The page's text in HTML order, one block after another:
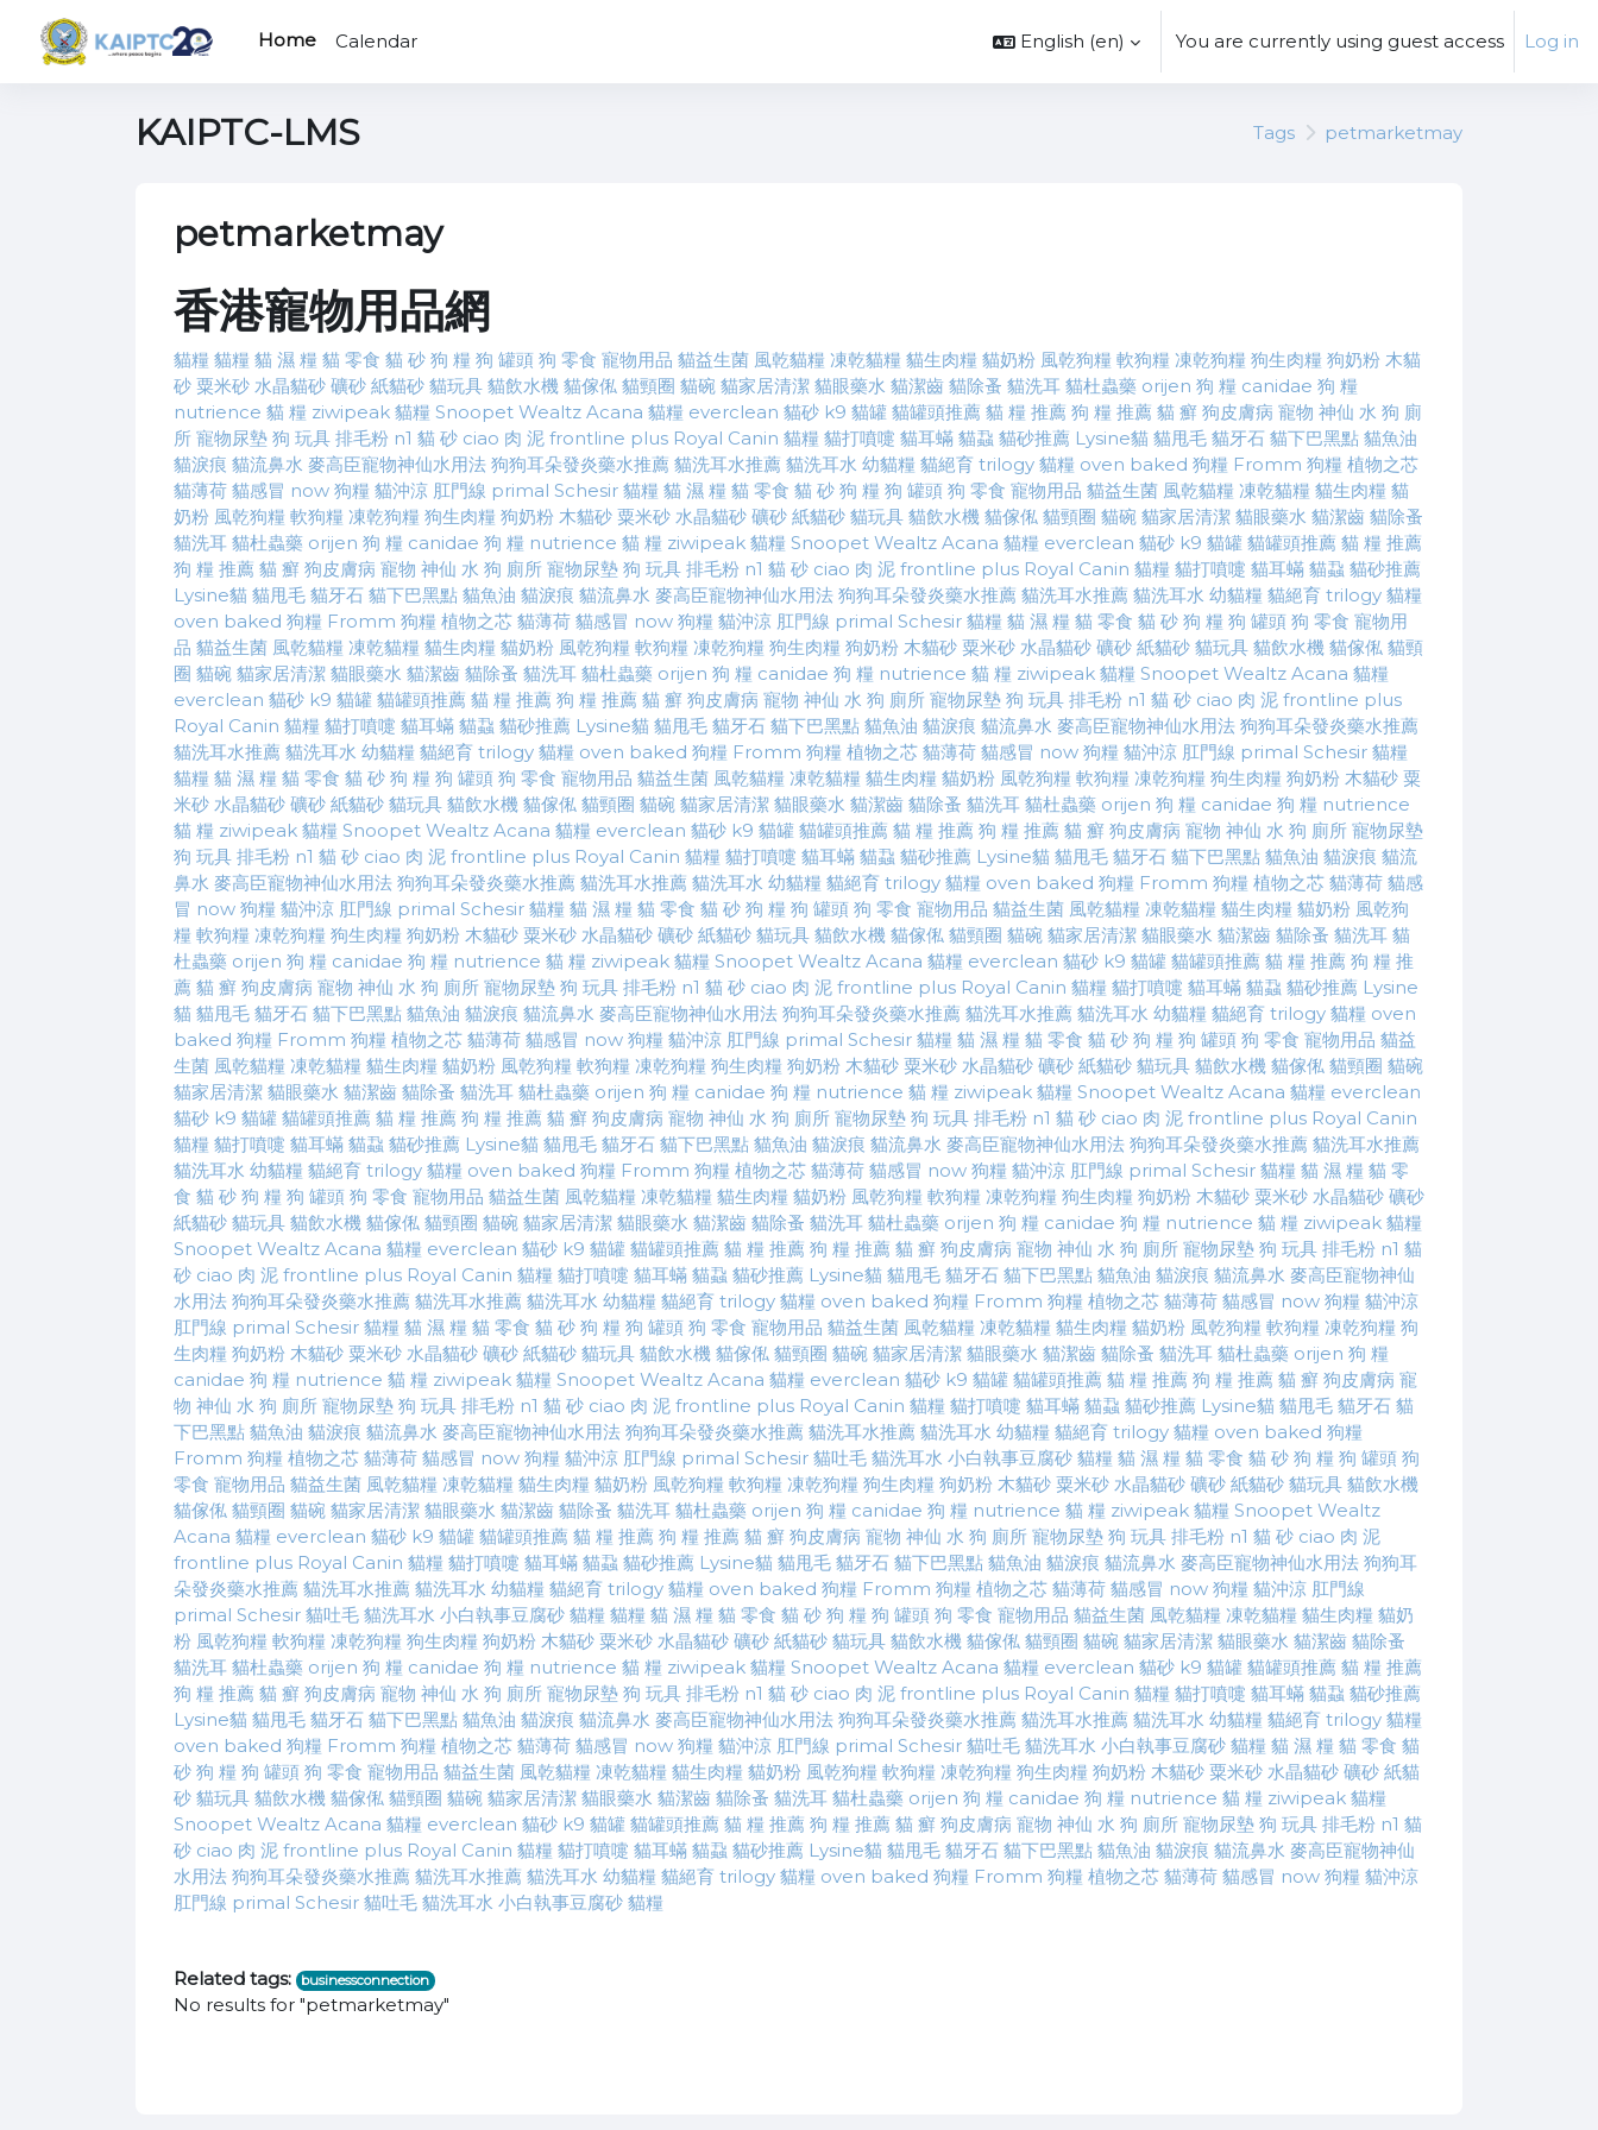
Home
Calendar English ‎(en)‎ You are currently using guest access Log in
KAIPTC-LMS Tags petmarketmay
petmarketmay
香港寵物用品網
貓糧 貓糧 貓 濕 糧 貓 零食 貓 砂 狗 糧 狗 罐頭 狗 零食 寵物用品 貓益生菌 風乾貓糧 凍乾貓糧 貓生肉糧 貓奶粉 風乾狗糧 軟狗糧 凍乾狗糧 狗生肉糧 狗奶粉 木貓
砂 粟米砂 水晶貓砂 礦砂 紙貓砂 貓玩具 貓飲水機 貓傢俬 貓頸圈 貓碗 貓家居清潔 貓眼藥水 貓潔齒 貓除蚤 貓洗耳 貓杜蟲藥 orijen 狗 糧 canidae 狗 糧
nutrience 貓 糧 ziwipeak 貓糧 Snoopet Wealtz Acana 貓糧 everclean 貓砂 k9 貓罐 貓罐頭推薦 貓 糧 推薦 狗 糧 推薦 貓 癬 狗皮膚病 寵物 神仙 水 狗 廁
所 寵物尿墊 狗 玩具 排毛粉 n1 貓 砂 ciao 肉 泥 frontline plus Royal Canin 貓糧 貓打噴嚏 貓耳蟎 貓蝨 貓砂推薦 Lysine貓 貓甩毛 貓牙石 貓下巴黑點 貓魚油
貓淚痕 貓流鼻水 麥高臣寵物神仙水用法 狗狗耳朵發炎藥水推薦 貓洗耳水推薦 貓洗耳水 幼貓糧 貓絕育 trilogy 貓糧 oven baked 狗糧 Fromm 狗糧 植物之芯
貓薄荷 貓感冒 now 狗糧 貓沖涼 肛門線 primal Schesir 貓糧 貓 濕 糧 貓 零食 貓 砂 狗 糧 狗 罐頭 狗 零食 寵物用品 貓益生菌 風乾貓糧 凍乾貓糧 貓生肉糧 貓
奶粉 風乾狗糧 軟狗糧 凍乾狗糧 狗生肉糧 狗奶粉 木貓砂 粟米砂 水晶貓砂 礦砂 紙貓砂 貓玩具 貓飲水機 貓傢俬 貓頸圈 貓碗 貓家居清潔 貓眼藥水 貓潔齒 貓除蚤
貓洗耳 貓杜蟲藥 orijen 狗 糧 canidae 狗 糧 nutrience 貓 糧 ziwipeak 貓糧 Snoopet Wealtz Acana 貓糧 everclean 貓砂 k9 貓罐 貓罐頭推薦 貓 糧 推薦
狗 糧 推薦 貓 癬 狗皮膚病 寵物 神仙 水 狗 廁所 寵物尿墊 狗 玩具 排毛粉 n1 貓 砂 ciao 肉 泥 frontline plus Royal Canin 貓糧 貓打噴嚏 貓耳蟎 貓蝨 貓砂推薦
Lysine貓 貓甩毛 貓牙石 貓下巴黑點 貓魚油 貓淚痕 貓流鼻水 麥高臣寵物神仙水用法 狗狗耳朵發炎藥水推薦 貓洗耳水推薦 貓洗耳水 幼貓糧 貓絕育 trilogy 貓糧
oven baked 狗糧 Fromm 狗糧 植物之芯 貓薄荷 貓感冒 now 狗糧 貓沖涼 肛門線 primal Schesir 貓糧 貓 濕 糧 貓 零食 貓 砂 狗 糧 狗 罐頭 狗 零食 寵物用
品 貓益生菌 風乾貓糧 凍乾貓糧 貓生肉糧 貓奶粉 風乾狗糧 軟狗糧 凍乾狗糧 狗生肉糧 狗奶粉 木貓砂 粟米砂 水晶貓砂 礦砂 紙貓砂 貓玩具 貓飲水機 貓傢俬 貓頸
圈 貓碗 貓家居清潔 貓眼藥水 貓潔齒 貓除蚤 貓洗耳 貓杜蟲藥 orijen 狗 糧 canidae 狗 糧 nutrience 貓 糧 ziwipeak 貓糧 Snoopet Wealtz Acana 貓糧
everclean 貓砂 k9 貓罐 貓罐頭推薦 貓 糧 推薦 狗 糧 推薦 貓 癬 狗皮膚病 寵物 神仙 水 狗 廁所 寵物尿墊 狗 玩具 排毛粉 n1 貓 砂 ciao 肉 泥 frontline plus
Royal Canin 貓糧 貓打噴嚏 貓耳蟎 貓蝨 貓砂推薦 Lysine貓 貓甩毛 貓牙石 貓下巴黑點 貓魚油 貓淚痕 貓流鼻水 麥高臣寵物神仙水用法 狗狗耳朵發炎藥水推薦
貓洗耳水推薦 貓洗耳水 幼貓糧 貓絕育 trilogy 貓糧 oven baked 狗糧 Fromm 狗糧 植物之芯 貓薄荷 貓感冒 now 狗糧 貓沖涼 肛門線 primal Schesir 貓糧
貓糧 貓 濕 糧 貓 零食 貓 砂 狗 糧 狗 罐頭 狗 零食 寵物用品 貓益生菌 風乾貓糧 凍乾貓糧 貓生肉糧 貓奶粉 風乾狗糧 軟狗糧 凍乾狗糧 狗生肉糧 狗奶粉 木貓砂 粟
米砂 水晶貓砂 礦砂 紙貓砂 貓玩具 貓飲水機 貓傢俬 貓頸圈 貓碗 貓家居清潔 貓眼藥水 貓潔齒 貓除蚤 貓洗耳 貓杜蟲藥 orijen 狗 糧 canidae 狗 糧 nutrience
貓 糧 ziwipeak 貓糧 Snoopet Wealtz Acana 貓糧 everclean 貓砂 k9 貓罐 貓罐頭推薦 貓 糧 推薦 狗 糧 推薦 貓 癬 狗皮膚病 寵物 神仙 水 狗 廁所 寵物尿墊
狗 玩具 排毛粉 n1 貓 砂 ciao 肉 泥 frontline plus Royal Canin 貓糧 貓打噴嚏 貓耳蟎 貓蝨 貓砂推薦 Lysine貓 貓甩毛 貓牙石 貓下巴黑點 貓魚油 貓淚痕 貓流
鼻水 麥高臣寵物神仙水用法 狗狗耳朵發炎藥水推薦 貓洗耳水推薦 貓洗耳水 幼貓糧 貓絕育 trilogy 貓糧 oven baked 狗糧 Fromm 狗糧 植物之芯 貓薄荷 貓感
冒 now 狗糧 貓沖涼 肛門線 primal Schesir 貓糧 貓 濕 糧 貓 零食 貓 砂 狗 糧 狗 罐頭 狗 零食 寵物用品 貓益生菌 風乾貓糧 凍乾貓糧 貓生肉糧 貓奶粉 風乾狗
糧 軟狗糧 凍乾狗糧 狗生肉糧 狗奶粉 木貓砂 粟米砂 水晶貓砂 礦砂 紙貓砂 貓玩具 貓飲水機 貓傢俬 貓頸圈 貓碗 貓家居清潔 貓眼藥水 貓潔齒 貓除蚤 貓洗耳 貓
杜蟲藥 orijen 狗 糧 canidae 狗 糧 nutrience 貓 糧 ziwipeak 貓糧 Snoopet Wealtz Acana 貓糧 everclean 貓砂 k9 貓罐 貓罐頭推薦 貓 糧 推薦 狗 糧 推
薦 貓 癬 狗皮膚病 寵物 神仙 水 狗 廁所 寵物尿墊 狗 玩具 排毛粉 n1 貓 砂 ciao 肉 泥 frontline plus Royal Canin 貓糧 貓打噴嚏 貓耳蟎 貓蝨 貓砂推薦 Lysine
貓 貓甩毛 貓牙石 貓下巴黑點 貓魚油 貓淚痕 貓流鼻水 麥高臣寵物神仙水用法 狗狗耳朵發炎藥水推薦 貓洗耳水推薦 貓洗耳水 幼貓糧 貓絕育 trilogy 貓糧 oven
baked 狗糧 Fromm 狗糧 植物之芯 貓薄荷 貓感冒 now 狗糧 貓沖涼 肛門線 primal Schesir 貓糧 貓 濕 糧 貓 零食 貓 砂 狗 糧 狗 罐頭 狗 零食 寵物用品 貓益
生菌 風乾貓糧 凍乾貓糧 貓生肉糧 貓奶粉 風乾狗糧 軟狗糧 凍乾狗糧 狗生肉糧 狗奶粉 木貓砂 粟米砂 水晶貓砂 礦砂 紙貓砂 貓玩具 貓飲水機 貓傢俬 貓頸圈 貓碗
貓家居清潔 貓眼藥水 貓潔齒 貓除蚤 貓洗耳 貓杜蟲藥 orijen 狗 糧 canidae 狗 糧 nutrience 貓 糧 ziwipeak 貓糧 Snoopet Wealtz Acana 貓糧 everclean
貓砂 k9 貓罐 貓罐頭推薦 貓 糧 推薦 狗 糧 推薦 貓 癬 狗皮膚病 寵物 神仙 水 狗 廁所 寵物尿墊 狗 玩具 排毛粉 n1 貓 砂 ciao 肉 泥 frontline plus Royal Canin
貓糧 貓打噴嚏 貓耳蟎 貓蝨 貓砂推薦 Lysine貓 貓甩毛 貓牙石 貓下巴黑點 貓魚油 貓淚痕 貓流鼻水 麥高臣寵物神仙水用法 狗狗耳朵發炎藥水推薦 貓洗耳水推薦
貓洗耳水 幼貓糧 貓絕育 trilogy 貓糧 oven baked 狗糧 Fromm 狗糧 植物之芯 貓薄荷 貓感冒 now 狗糧 貓沖涼 肛門線 primal Schesir 貓糧 貓 濕 糧 貓 零
食 貓 砂 狗 糧 狗 罐頭 狗 零食 寵物用品 貓益生菌 風乾貓糧 凍乾貓糧 貓生肉糧 貓奶粉 風乾狗糧 軟狗糧 凍乾狗糧 狗生肉糧 狗奶粉 木貓砂 粟米砂 水晶貓砂 礦砂
紙貓砂 貓玩具 貓飲水機 貓傢俬 貓頸圈 貓碗 貓家居清潔 貓眼藥水 貓潔齒 貓除蚤 貓洗耳 貓杜蟲藥 orijen 狗 糧 canidae 狗 糧 nutrience 貓 糧 ziwipeak 貓糧
Snoopet Wealtz Acana 貓糧 everclean 貓砂 k9 貓罐 貓罐頭推薦 貓 糧 推薦 狗 糧 推薦 貓 癬 狗皮膚病 寵物 神仙 水 狗 廁所 寵物尿墊 狗 玩具 排毛粉 n1 貓
砂 ciao 肉 泥 frontline plus Royal Canin 貓糧 貓打噴嚏 貓耳蟎 貓蝨 貓砂推薦 Lysine貓 貓甩毛 貓牙石 貓下巴黑點 貓魚油 貓淚痕 貓流鼻水 麥高臣寵物神仙
水用法 狗狗耳朵發炎藥水推薦 貓洗耳水推薦 貓洗耳水 幼貓糧 貓絕育 trilogy 貓糧 oven baked 狗糧 Fromm 狗糧 植物之芯 貓薄荷 貓感冒 now 狗糧 貓沖涼
肛門線 primal Schesir 貓糧 貓 濕 糧 貓 零食 貓 砂 狗 糧 狗 罐頭 狗 零食 寵物用品 貓益生菌 風乾貓糧 凍乾貓糧 貓生肉糧 貓奶粉 風乾狗糧 軟狗糧 凍乾狗糧 狗
生肉糧 狗奶粉 木貓砂 粟米砂 水晶貓砂 礦砂 紙貓砂 貓玩具 貓飲水機 貓傢俬 貓頸圈 貓碗 貓家居清潔 貓眼藥水 貓潔齒 貓除蚤 貓洗耳 貓杜蟲藥 orijen 狗 糧
canidae 狗 糧 nutrience 貓 糧 ziwipeak 貓糧 Snoopet Wealtz Acana 貓糧 everclean 貓砂 k9 貓罐 貓罐頭推薦 貓 糧 推薦 狗 糧 推薦 貓 癬 狗皮膚病 寵
物 神仙 水 狗 廁所 寵物尿墊 狗 玩具 排毛粉 n1 貓 砂 ciao 肉 泥 frontline plus Royal Canin 貓糧 貓打噴嚏 貓耳蟎 貓蝨 貓砂推薦 Lysine貓 貓甩毛 貓牙石 貓
下巴黑點 貓魚油 貓淚痕 貓流鼻水 麥高臣寵物神仙水用法 狗狗耳朵發炎藥水推薦 貓洗耳水推薦 貓洗耳水 幼貓糧 貓絕育 trilogy 貓糧 oven baked 狗糧
Fromm 狗糧 植物之芯 貓薄荷 貓感冒 now 狗糧 貓沖涼 肛門線 primal Schesir 貓吐毛 貓洗耳水 小白執事豆腐砂 貓糧 貓 濕 糧 貓 零食 貓 砂 狗 糧 狗 罐頭 狗
零食 寵物用品 貓益生菌 風乾貓糧 凍乾貓糧 貓生肉糧 貓奶粉 風乾狗糧 軟狗糧 凍乾狗糧 狗生肉糧 狗奶粉 木貓砂 粟米砂 水晶貓砂 礦砂 紙貓砂 貓玩具 貓飲水機
貓傢俬 貓頸圈 貓碗 貓家居清潔 貓眼藥水 貓潔齒 貓除蚤 貓洗耳 貓杜蟲藥 orijen 狗 糧 canidae 狗 糧 nutrience 貓 糧 ziwipeak 貓糧 Snoopet Wealtz
Acana 貓糧 everclean 貓砂 k9 貓罐 貓罐頭推薦 貓 糧 推薦 狗 糧 推薦 貓 癬 狗皮膚病 寵物 神仙 水 狗 廁所 寵物尿墊 狗 玩具 排毛粉 n1 貓 砂 ciao 肉 泥
frontline plus Royal Canin 貓糧 貓打噴嚏 貓耳蟎 貓蝨 貓砂推薦 Lysine貓 貓甩毛 貓牙石 貓下巴黑點 貓魚油 貓淚痕 貓流鼻水 麥高臣寵物神仙水用法 狗狗耳
朵發炎藥水推薦 貓洗耳水推薦 貓洗耳水 幼貓糧 貓絕育 trilogy 貓糧 oven baked 狗糧 Fromm 狗糧 植物之芯 貓薄荷 貓感冒 now 狗糧 貓沖涼 肛門線
primal Schesir 貓吐毛 貓洗耳水 小白執事豆腐砂 貓糧 貓糧 貓 濕 糧 貓 零食 貓 砂 狗 糧 狗 罐頭 狗 零食 寵物用品 貓益生菌 風乾貓糧 凍乾貓糧 貓生肉糧 貓奶
粉 風乾狗糧 軟狗糧 凍乾狗糧 狗生肉糧 狗奶粉 木貓砂 粟米砂 水晶貓砂 礦砂 紙貓砂 貓玩具 貓飲水機 貓傢俬 貓頸圈 貓碗 貓家居清潔 貓眼藥水 貓潔齒 貓除蚤
貓洗耳 貓杜蟲藥 orijen 狗 糧 canidae 狗 糧 nutrience 貓 糧 ziwipeak 貓糧 Snoopet Wealtz Acana 貓糧 everclean 貓砂 k9 貓罐 貓罐頭推薦 貓 糧 推薦
狗 糧 推薦 貓 癬 狗皮膚病 寵物 神仙 水 狗 廁所 寵物尿墊 狗 玩具 排毛粉 n1 貓 砂 ciao 肉 泥 frontline plus Royal Canin 貓糧 貓打噴嚏 貓耳蟎 貓蝨 貓砂推薦
Lysine貓 貓甩毛 貓牙石 貓下巴黑點 貓魚油 貓淚痕 貓流鼻水 麥高臣寵物神仙水用法 狗狗耳朵發炎藥水推薦 貓洗耳水推薦 貓洗耳水 幼貓糧 貓絕育 trilogy 貓糧
oven baked 狗糧 Fromm 狗糧 植物之芯 貓薄荷 貓感冒 now 狗糧 貓沖涼 肛門線 primal Schesir 貓吐毛 貓洗耳水 小白執事豆腐砂 貓糧 貓 濕 糧 貓 零食 貓
砂 狗 糧 狗 罐頭 狗 零食 寵物用品 貓益生菌 風乾貓糧 凍乾貓糧 貓生肉糧 貓奶粉 風乾狗糧 軟狗糧 凍乾狗糧 狗生肉糧 狗奶粉 木貓砂 粟米砂 水晶貓砂 礦砂 紙貓
砂 貓玩具 貓飲水機 貓傢俬 貓頸圈 貓碗 貓家居清潔 貓眼藥水 貓潔齒 貓除蚤 貓洗耳 貓杜蟲藥 orijen 狗 糧 canidae 狗 糧 nutrience 貓 糧 ziwipeak 貓糧
Snoopet Wealtz Acana 貓糧 everclean 貓砂 k9 貓罐 貓罐頭推薦 貓 糧 推薦 狗 糧 推薦 貓 癬 狗皮膚病 寵物 神仙 水 狗 廁所 寵物尿墊 狗 玩具 排毛粉 n1 貓
砂 ciao 肉 泥 frontline plus Royal Canin 貓糧 貓打噴嚏 貓耳蟎 貓蝨 貓砂推薦 Lysine貓 貓甩毛 貓牙石 貓下巴黑點 貓魚油 貓淚痕 貓流鼻水 麥高臣寵物神仙
水用法 狗狗耳朵發炎藥水推薦 貓洗耳水推薦 貓洗耳水 幼貓糧 貓絕育 trilogy 貓糧 oven baked 狗糧 Fromm 狗糧 植物之芯 貓薄荷 貓感冒 now 狗糧 貓沖涼
肛門線 primal Schesir 貓吐毛 貓洗耳水 小白執事豆腐砂 貓糧
Related tags: businessconnection
No results for "petmarketmay"